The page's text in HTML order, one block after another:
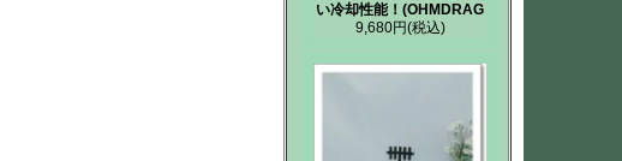
い冷却性能！(OHMDRAG
9,680円(税込)